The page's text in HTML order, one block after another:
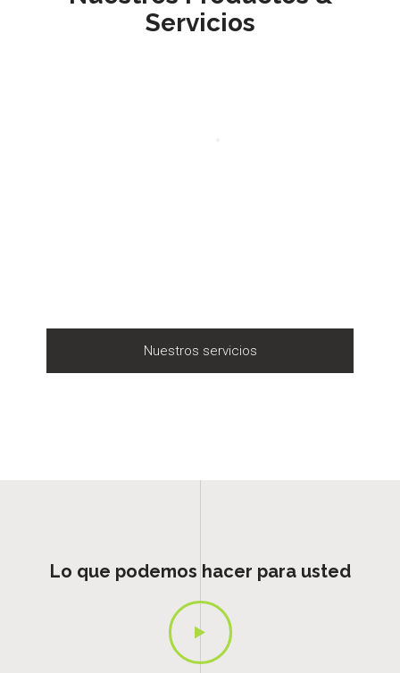
Servicios
Nuestros servicios
Lo que podemos hacer para usted